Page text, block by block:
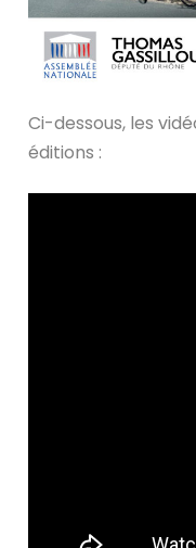
Ci-dessous, les
éditions :